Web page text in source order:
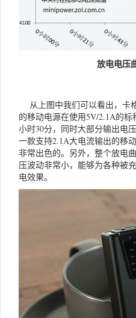
放电电压
从上图中我们可以看出，卡
的移动电源在使用5V/2.1A的
小时30分，同时大部分输出电
一款支持2.1A大电流输出的移
非常出色的。另外，整个放电
压波动非常小，能够为各种被
电效果。